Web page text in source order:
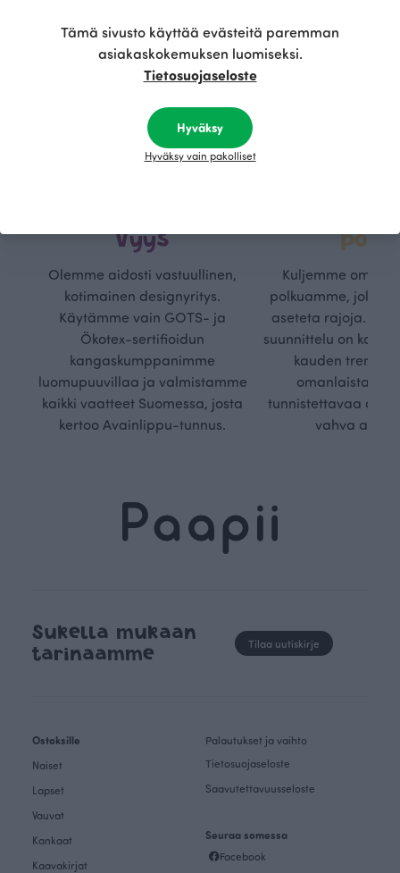
vyys
Olemme aidosti vastuullinen,
kotimainen designyritys.
Käytämme vain GOTS- ja
Ökotex-sertifioidun
kangaskumppanimme
luomupuuvillaa ja valmistamme
kaikki vaatteet Suomessa, josta
kertoo Avainlippu-tunnus.
Kuljemme omaa,
polkuamme, jolla
aseteta rajoja.
suunnittelu on
kauden
omanlaista,
tunnistettavaa
vahva
Sukella mukaan
tarinaamme
Tilaa uutiskirje
Ostoksille
Naiset
Lapset
Vauvat
Kankaat
Kaavakirjat
Palautukset ja vaihto
Tietosuojaseloste
Saavutettavuusseloste
Seuraa somessa
Facebook
Tämä sivusto käyttää evästeitä paremman
asiakaskokemuksen luomiseksi.
Tietosuojaseloste
Hyväksy
Hyväksy vain pakolliset